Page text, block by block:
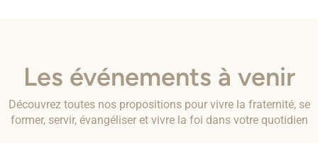
Les événements à venir
Découvrez toutes nos propositions pour vivre la fraternité, se
former, servir, évangéliser et vivre la foi dans votre quotidien